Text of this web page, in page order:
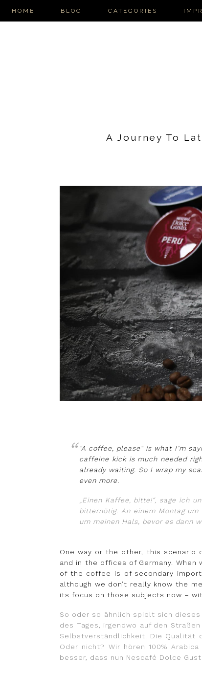
HOME BLOG CATEGORIES
A Journey To
“A coffee, please“ is what I’m
caffeine kick is much needed
already waiting. So I wrap my
even more.
„Einen Kaffee, bitte!“, sage ich
bitternötig. An einem Montag
um meinen Hals, bevor es dann
One way or the other, this scenario
and in the offices of Germany.
of the coffee is of secondary
although we don’t really know the
its focus on those subjects now –
So oder so ähnlich spielt sich dieses
des Tages, irgendwo auf den
Selbstverständlichkeit. Die Qualität
Oder nicht? Wir hören 100%
besser, dass nun Nescafé Dolce